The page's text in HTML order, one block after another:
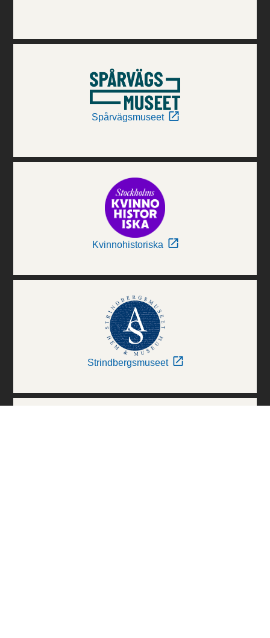
Spårvägsmuseet
Kvinnohistoriska
Strindbergsmuseet